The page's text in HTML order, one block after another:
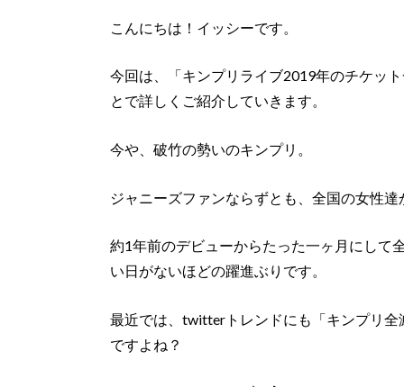
こんにちは！イッシーです。
今回は、「キンプリライブ2019年のチケッ
とで詳しくご紹介していきます。
今や、破竹の勢いのキンプリ。
ジャニーズファンならずとも、全国の女性
約1年前のデビューからたった一ヶ月にして
い日がないほどの躍進ぶりです。
最近では、twitterトレンドにも「キンプリ
ですよね？